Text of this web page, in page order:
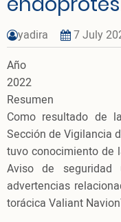
yadira
7 July
Año
2022
Resumen
Como resultado de
Sección de Vigilancia
tuvo conocimiento
Aviso de
advertencias
torácica Valiant